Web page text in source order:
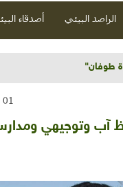
الراصد البيئي أصدقاء
وقيظ آب وتوجيهي
01 أيلول 2025
آب وتوجيهي